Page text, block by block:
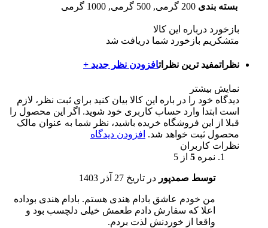
بسته بندی 200 گرمی, 500 گرمی, 1000 گرمی
بازخورد درباره این کالا
متشکریم بازخورد شما دریافت شد
نظراتمفید ترین نظراتافزودن نظر جدید +
نمایش بیشتر
دیدگاه خود را در باره این کالا بیان کنید برای ثبت نظر، لازم
است ابتدا وارد حساب کاربری خود شوید. اگر این محصول را
قبلا از این فروشگاه خریده باشید، نظر شما به عنوان مالک
محصول ثبت خواهد شد. افزودن دیدگاه
نظرات کاربران
نمره 5 از 5
توسط صمدپور در تاریخ 27 آذر 1403
من خودم عاشق بادام هندی هستم. بادام هندی بوداده
اعلا که سفارش دادم طعمش خیلی دلچسب بود و
واقعا از خوردنش لذت بردم.